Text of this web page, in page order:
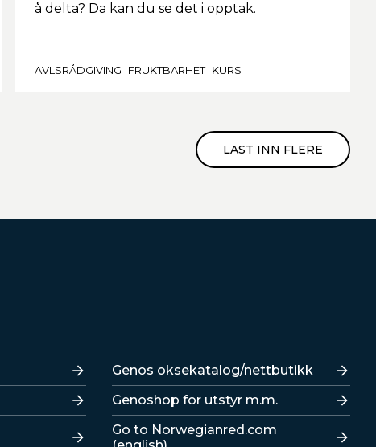
å delta? Da kan du se det i opptak.
AVLSRÅDGIVING FRUKTBARHET KURS
LAST INN FLERE
Lenker
Genos oksekatalog/nettbutikk
Genoshop for utstyr m.m.
Go to Norwegianred.com